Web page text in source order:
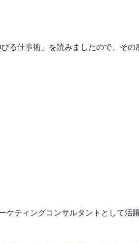
る仕事術」を読みましたので、その
ケティングコンサルタントとして活